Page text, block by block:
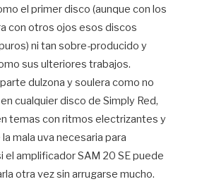
el primer disco (aunque con los
con otros ojos esos discos
ni tan sobre-producido y
sus ulteriores trabajos.
dulzona y soulera como no
cualquier disco de Simply Red,
temas con ritmos electrizantes y
mala uva necesaria para
el amplificador SAM 20 SE puede
otra vez sin arrugarse mucho.